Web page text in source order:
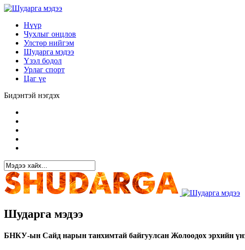
Нүүр
Чухлыг онцлов
Улстөр нийгэм
Шударга мэдээ
Үзэл бодол
Урлаг спорт
Цаг үе
Бидэнтэй нэгдэх
Шударга мэдээ
БНКУ-ын Сайд нарын танхимтай байгуулсан Жолоодох эрхийн